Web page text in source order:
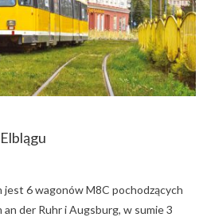
6 wagonów M8C pochodzących
der Ruhr i Augsburg, w sumie 3